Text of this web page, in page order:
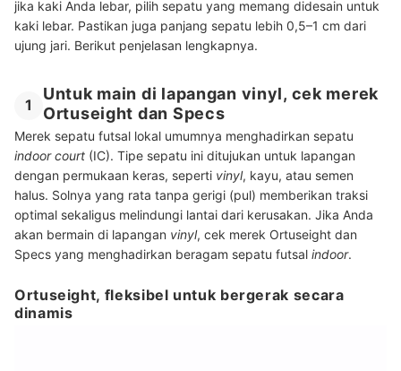
jika kaki Anda lebar, pilih sepatu yang memang didesain untuk
kaki lebar. Pastikan juga panjang sepatu lebih 0,5–1 cm dari
ujung jari. Berikut penjelasan lengkapnya.
1
Untuk main di lapangan vinyl, cek merek
Ortuseight dan Specs
Merek sepatu futsal lokal umumnya menghadirkan sepatu
indoor court (IC). Tipe sepatu ini ditujukan untuk lapangan
dengan permukaan keras, seperti vinyl, kayu, atau semen
halus. Solnya yang rata tanpa gerigi (pul) memberikan traksi
optimal sekaligus melindungi lantai dari kerusakan. Jika Anda
akan bermain di lapangan vinyl, cek merek Ortuseight dan
Specs yang menghadirkan beragam sepatu futsal indoor.
Ortuseight, fleksibel untuk bergerak secara
dinamis